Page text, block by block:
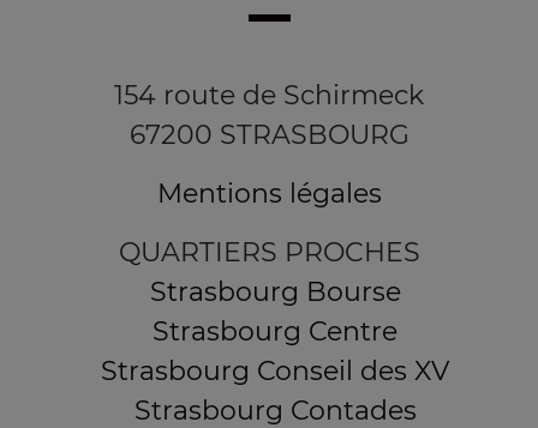
154 route de Schirmeck
67200 STRASBOURG
Mentions légales
QUARTIERS PROCHES
Strasbourg Bourse
Strasbourg Centre
Strasbourg Conseil des XV
Strasbourg Contades